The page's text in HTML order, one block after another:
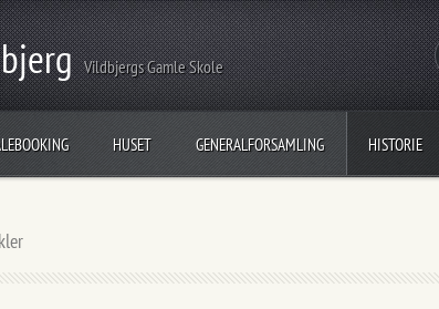
Vildbjergs Gamle Skole
HUSET GENERALFORSAMLING HISTORIE